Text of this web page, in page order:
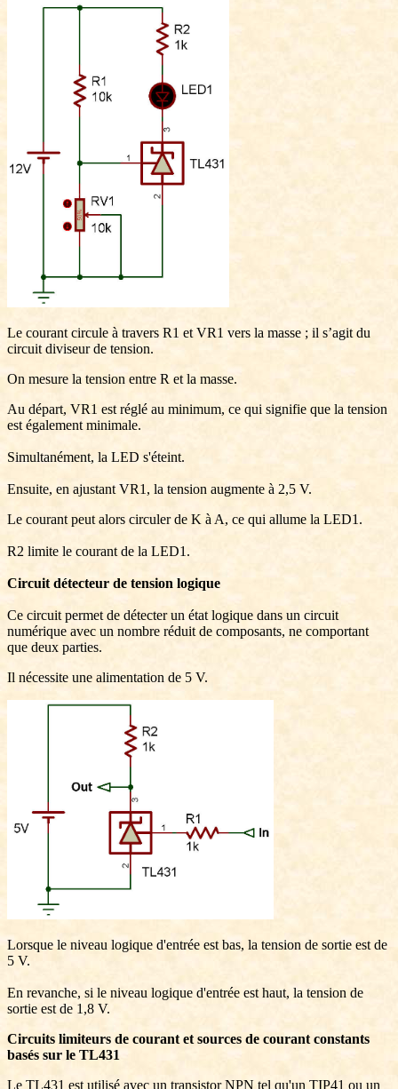
Le courant circule à travers R1 et VR1 vers la masse ; il s’agit du
circuit diviseur de tension.
On mesure la tension entre R et la masse.
Au départ, VR1 est réglé au minimum, ce qui signifie que la tension
est également minimale.
Simultanément, la LED s'éteint.
Ensuite, en ajustant VR1, la tension augmente à 2,5 V.
Le courant peut alors circuler de K à A, ce qui allume la LED1.
R2 limite le courant de la LED1.
Circuit détecteur de tension logique
Ce circuit permet de détecter un état logique dans un circuit
numérique avec un nombre réduit de composants, ne comportant
que deux parties.
Il nécessite une alimentation de 5 V.
Lorsque le niveau logique d'entrée est bas, la tension de sortie est de
5 V.
En revanche, si le niveau logique d'entrée est haut, la tension de
sortie est de 1,8 V.
Circuits limiteurs de courant et sources de courant constants
basés sur le TL431
Le TL431 est utilisé avec un transistor NPN tel qu'un TIP41 ou un